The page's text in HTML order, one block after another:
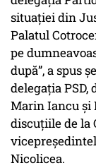
situaţiei din
Palatul
pe
după”, a spus
delegaţia
Marin Iancu şi
discuţiile de la
Nicolicea.